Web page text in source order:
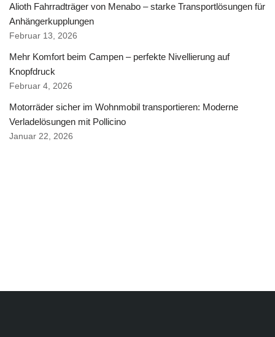
Alioth Fahrradträger von Menabo – starke Transportlösungen für
Anhängerkupplungen
Februar 13, 2026
Mehr Komfort beim Campen – perfekte Nivellierung auf
Knopfdruck
Februar 4, 2026
Motorräder sicher im Wohnmobil transportieren: Moderne
Verladelösungen mit Pollicino
Januar 22, 2026